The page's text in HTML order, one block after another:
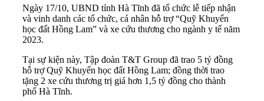
Ngày 17/10, UBND tỉnh Hà Tĩnh đã tổ chức lễ tiếp nhận
và vinh danh các tổ chức, cá nhân hỗ trợ “Quỹ Khuyến
học đất Hồng Lam” và xe cứu thương cho ngành y tế năm
2023.
Tại sự kiện này, Tập đoàn T&T Group đã trao 5 tỷ đồng
hỗ trợ Quỹ Khuyến học đất Hồng Lam; đồng thời trao
tặng 2 xe cứu thương trị giá hơn 1,5 tỷ đồng cho thành
phố Hà Tĩnh.